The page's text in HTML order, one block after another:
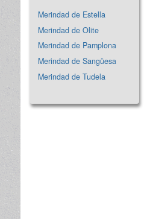
Merindad de Estella
Merindad de Olite
Merindad de Pamplona
Merindad de Sangüesa
Merindad de Tudela